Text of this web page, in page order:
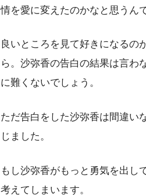
情を愛に変えたのかなと思うん
良いところを見て好きになるの
ら。沙弥香の告白の結果は言わ
に難くないでしょう。
ただ告白をした沙弥香は間違い
じました。
もし沙弥香がもっと勇気を出
考えてしまいます。